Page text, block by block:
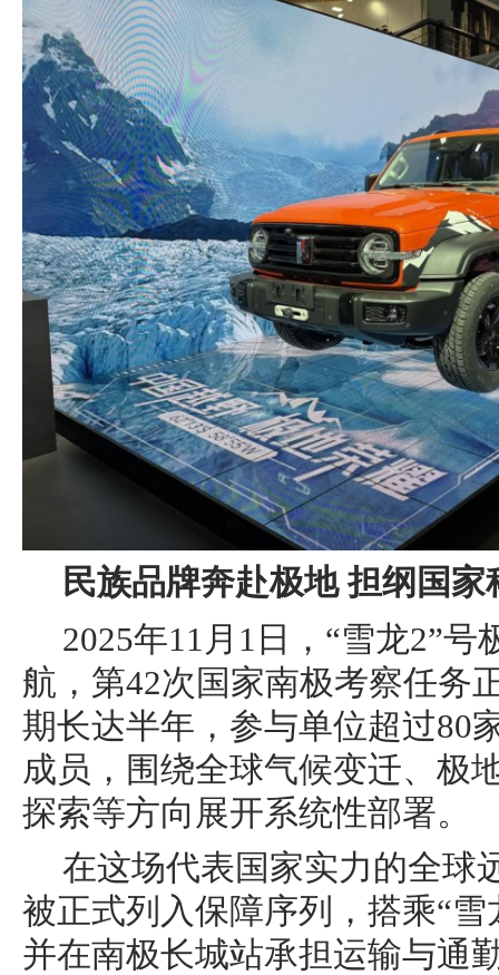
民族品牌奔赴极地 担纲国家
2025年11月1日，“雪龙2”
航，第42次国家南极考察任务
期长达半年，参与单位超过80
成员，围绕全球气候变迁、极
探索等方向展开系统性部署。
在这场代表国家实力的全球
被正式列入保障序列，搭乘“
并在南极长城站承担运输与通